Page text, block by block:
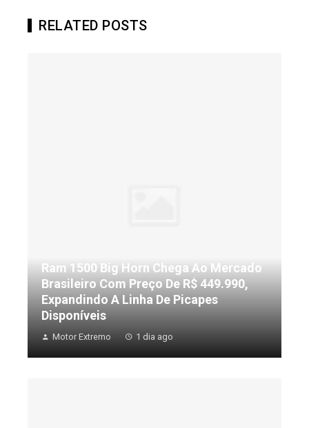
RELATED POSTS
Ram 1500 Big Horn Chega Ao Mercado
Brasileiro Com Preço De R$ 449.990,
Expandindo A Linha De Picapes
Disponíveis
Motor Extremo 1 dia ago